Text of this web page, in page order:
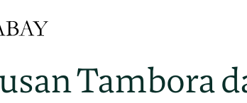
Tambora